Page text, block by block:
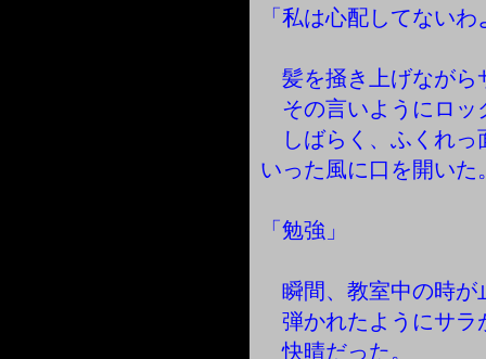
「私は心配してないわ
髪を掻き上げながら
その言いようにロッ
しばらく、ふくれっ
いった風に口を開いた
「勉強」
瞬間、教室中の時が
弾かれたようにサラ
快晴だった。